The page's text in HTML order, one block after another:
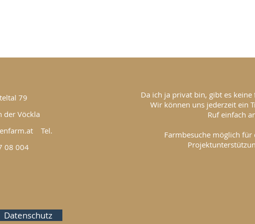
79
der Vöckla
Tel.
08 004
Da ich ja privat bin, gibt es
Wir können uns jederzeit ein
Ruf einfach
Farmbesuche möglich
Datenschutz